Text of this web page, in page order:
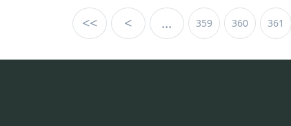
<< < ... 359 360 361